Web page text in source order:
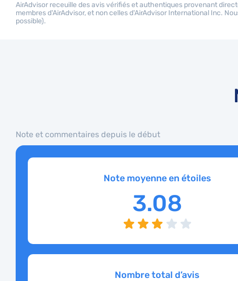
AirAdvisor receuille des avis vérifiés et authentiques provenant
membres d'AirAdvisor, et non celles d'AirAdvisor International Inc.
possible).
Note et commentaires depuis le début
Note moyenne en étoiles
3.08
Nombre total d’avis